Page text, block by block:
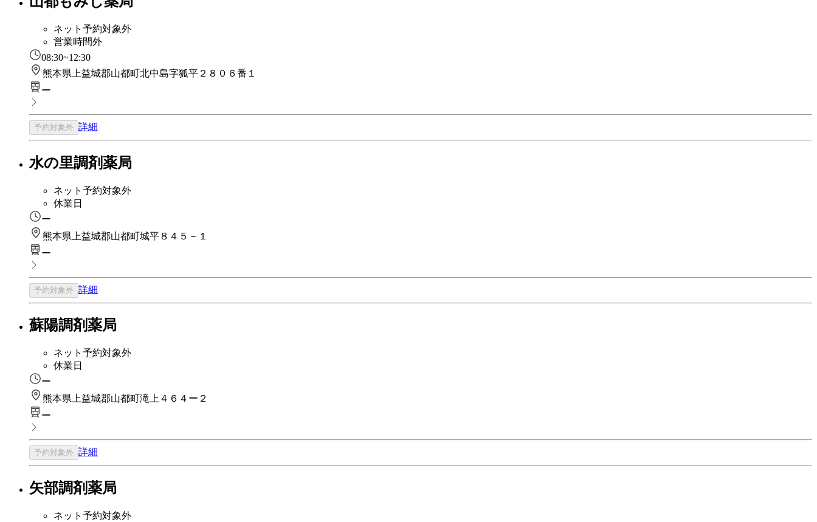
ネット予約対象外
営業時間外
08:30~12:30
熊本県上益城郡山都町北中島字狐平２８０６番１
ー
予約対象外 詳細
水の里調剤薬局
ネット予約対象外
休業日
ー
熊本県上益城郡山都町城平８４５－１
ー
予約対象外 詳細
蘇陽調剤薬局
ネット予約対象外
休業日
ー
熊本県上益城郡山都町滝上４６４ー２
ー
予約対象外 詳細
矢部調剤薬局
ネット予約対象外